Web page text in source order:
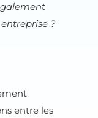
?
entre les